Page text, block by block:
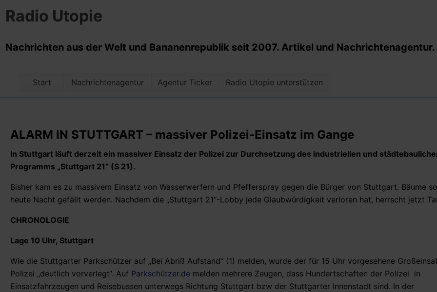
Radio Utopie
Nachrichten aus der Welt und Bananenrepublik seit 2007. Artikel und Nachrichtenagentur.
Start Nachrichtenagentur Agentur Ticker Radio Utopie unterstützen
ALARM IN STUTTGART – massiver Polizei-Einsatz im Gange
In Stuttgart läuft derzeit ein massiver Einsatz der Polizei zur Durchsetzung des industriellen und
Programms „Stuttgart 21“ (S 21).
Bisher kam es zu massivem Einsatz von Wasserwerfern und Pfefferspray gegen die Bürger von Stuttgart. Bäume
heute Nacht gefällt werden. Nachdem die „Stuttgart 21“-Lobby jede Glaubwürdigkeit verloren hat, herrscht jetzt
CHRONOLOGIE
Lage 10 Uhr, Stuttgart
Wie die Stuttgarter Parkschützer auf „Bei Abriß Aufstand“ (1) melden, wurde der für 15 Uhr vorgesehene
Polizei „deutlich vorverlegt“. Auf Parkschützer.de melden mehrere Zeugen, dass Hundertschaften der Polizei in
Einsatzfahrzeugen und Reisebussen unterwegs Richtung Stuttgart bzw der Stuttgarter Innenstadt sind. In der